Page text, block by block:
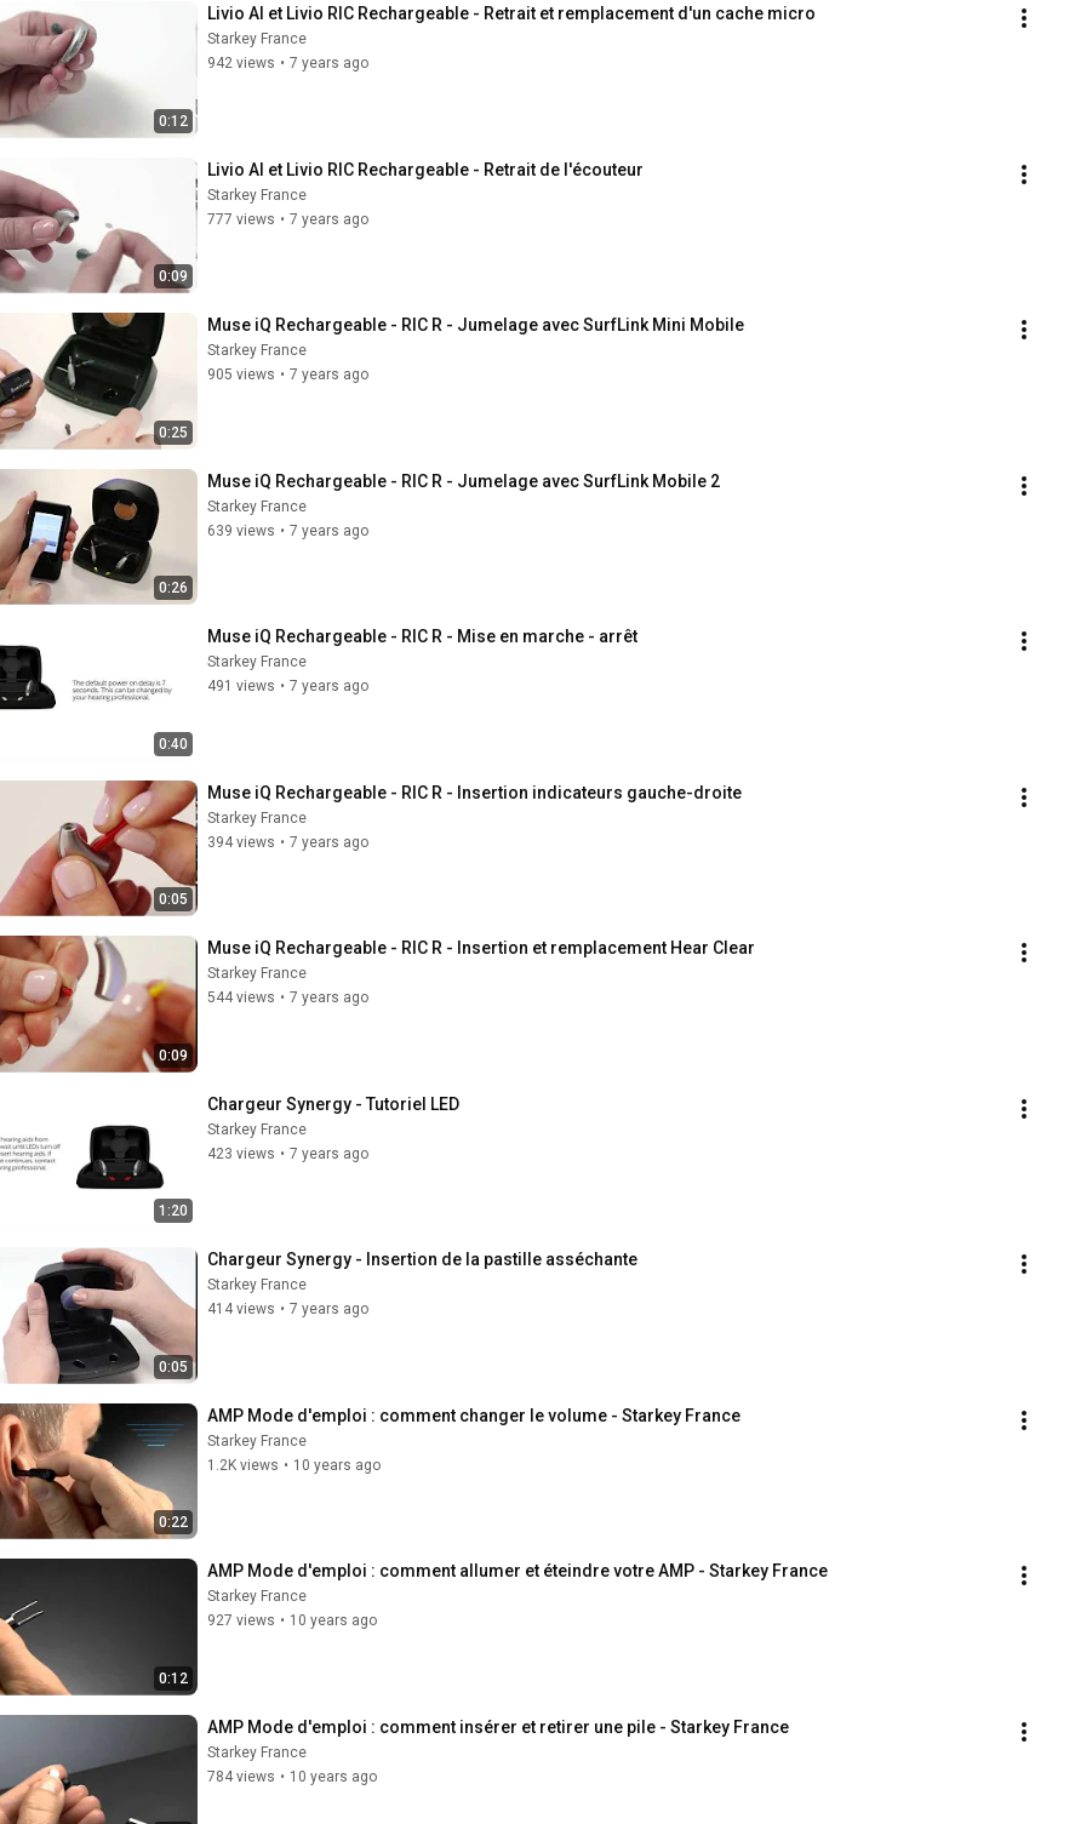
0:12
Livio AI et Livio RIC Rechargeable - Retrait et remplacement d'un cache micro
Starkey France
942 views • 7 years ago
0:09
Livio AI et Livio RIC Rechargeable - Retrait de l'écouteur
Starkey France
777 views • 7 years ago
0:25
Muse iQ Rechargeable - RIC R - Jumelage avec SurfLink Mini Mobile
Starkey France
905 views • 7 years ago
0:26
Muse iQ Rechargeable - RIC R - Jumelage avec SurfLink Mobile 2
Starkey France
639 views • 7 years ago
0:40
Muse iQ Rechargeable - RIC R - Mise en marche - arrêt
Starkey France
491 views • 7 years ago
0:05
Muse iQ Rechargeable - RIC R - Insertion indicateurs gauche-droite
Starkey France
394 views • 7 years ago
0:09
Muse iQ Rechargeable - RIC R - Insertion et remplacement Hear Clear
Starkey France
544 views • 7 years ago
1:20
Chargeur Synergy - Tutoriel LED
Starkey France
423 views • 7 years ago
0:05
Chargeur Synergy - Insertion de la pastille asséchante
Starkey France
414 views • 7 years ago
0:22
AMP Mode d'emploi : comment changer le volume - Starkey France
Starkey France
1.2K views • 10 years ago
0:12
AMP Mode d'emploi : comment allumer et éteindre votre AMP - Starkey France
Starkey France
927 views • 10 years ago
AMP Mode d'emploi : comment insérer et retirer une pile - Starkey France
Starkey France
784 views • 10 years ago